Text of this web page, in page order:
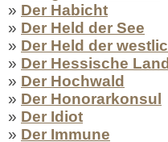
» Der Habicht
» Der Held der See
» Der Held der
» Der Hessische
» Der Hochwald
» Der Honorarkonsul
» Der Idiot
» Der Immune